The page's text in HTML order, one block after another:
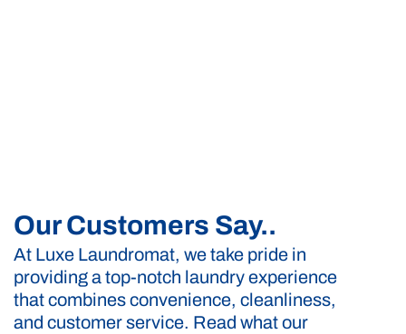
Our Customers Say..
At Luxe Laundromat, we take pride in
providing a top-notch laundry experience
that combines convenience, cleanliness,
and customer service. Read what our